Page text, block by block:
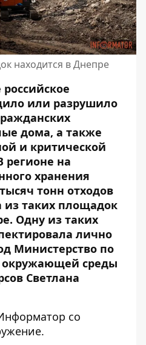
находится в Днепре
или разрушило
дома, а также
и критической
регионе на
хранения
тонн отходов
таких площадок
Одну из таких
лично
Министерство по
среды
Светлана
со
.